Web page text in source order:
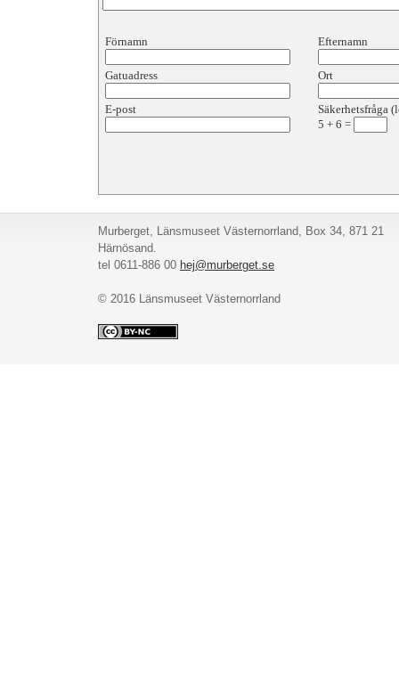
Förnamn Efternamn
Gatuadress Ort
E-post
Säkerhetsfråga
5 + 6 =
Murberget, Länsmuseet Västernorrland, Box 34, 871 21
Härnösand.
tel 0611-886 00 hej@murberget.se
© 2016 Länsmuseet Västernorrland